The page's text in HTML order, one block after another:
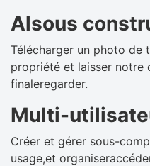
Alsous
Télécharger un photo de
propriété et laisser
finaleregarder.
Multi-
Créer et gérer sous-
usage,et